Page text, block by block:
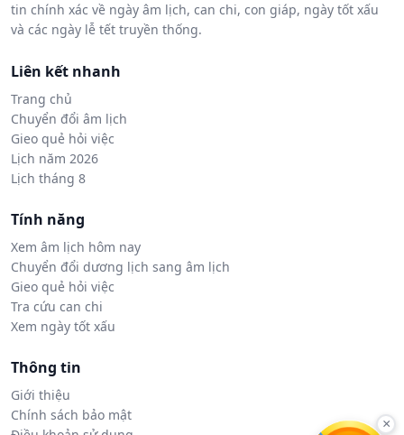
tin chính xác về ngày âm lịch, can chi, con giáp, ngày tốt xấu
và các ngày lễ tết truyền thống.
Liên kết nhanh
Trang chủ
Chuyển đổi âm lịch
Gieo quẻ hỏi việc
Lịch năm 2026
Lịch tháng 8
Tính năng
Xem âm lịch hôm nay
Chuyển đổi dương lịch sang âm lịch
Gieo quẻ hỏi việc
Tra cứu can chi
Xem ngày tốt xấu
Thông tin
Giới thiệu
Chính sách bảo mật
×